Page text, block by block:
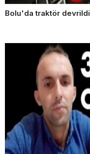
Bolu'da traktör devrildi: